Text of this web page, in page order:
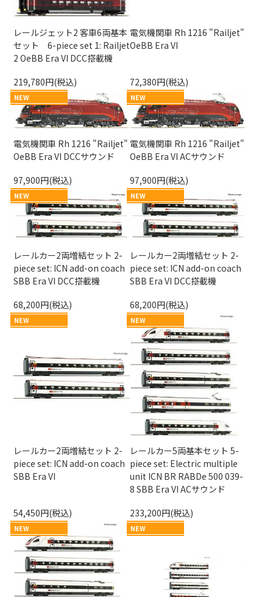
レールジェット2 客車6両基本
セット 6-piece set 1: Railjet
2 OeBB Era VI DCC搭載機
219,780円(税込)
電気機関車 Rh 1216 "Railjet"
OeBB Era VI
72,380円(税込)
NEW
電気機関車 Rh 1216 "Railjet"
OeBB Era VI DCCサウンド
97,900円(税込)
NEW
電気機関車 Rh 1216 "Railjet"
OeBB Era VI ACサウンド
97,900円(税込)
NEW
レールカー2両増結セット 2-
piece set: ICN add-on coach
SBB Era VI DCC搭載機
68,200円(税込)
NEW
レールカー2両増結セット 2-
piece set: ICN add-on coach
SBB Era VI DCC搭載機
68,200円(税込)
NEW
レールカー2両増結セット 2-
piece set: ICN add-on coach
SBB Era VI
54,450円(税込)
NEW
レールカー5両基本セット 5-
piece set: Electric multiple
unit ICN BR RABDe 500 039-
8 SBB Era VI ACサウンド
233,200円(税込)
NEW NEW